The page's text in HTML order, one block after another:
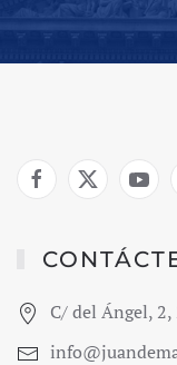
C/ del Ángel,